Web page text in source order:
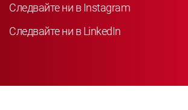
Следвайте ни в Instagram
Следвайте ни в LinkedIn